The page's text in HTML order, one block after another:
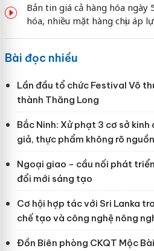
Bản tin giá cả hàng hóa
hóa, nhiều mặt hàng chịu áp
Bài đọc nhiều
Lần đầu tổ chức Festival Võ
thành Thăng Long
Bắc Ninh: Xử phạt 3 cơ sở
giả, thực phẩm không rõ
Ngoại giao - cầu nối phát
đổi mới sáng tạo
Cơ hội hợp tác với Sri Lanka
chế tạo và công nghệ nông
Đồn Biên phòng CKQT Mộc